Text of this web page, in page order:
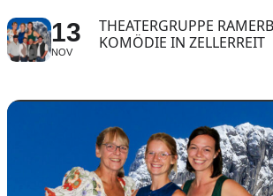
13
NOV
THEATERGRUPPE
KOMÖDIE IN ZELLERREIT